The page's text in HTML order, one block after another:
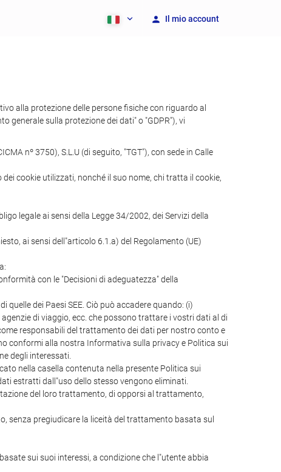
Il mio account
alla protezione delle persone fisiche con riguardo al
generale sulla protezione dei dati" o "GDPR"), vi
nº 3750), S.L.U (di seguito, "TGT"), con sede in Calle
cookie utilizzati, nonché il suo nome, chi tratta il cookie,
legale ai sensi della Legge 34/2002, dei Servizi della
ai sensi dell"articolo 6.1.a) del Regolamento (UE)
con le "Decisioni di adeguatezza" della
quelle dei Paesi SEE. Ciò può accadere quando: (i)
di viaggio, ecc. che possono trattare i vostri dati al di
responsabili del trattamento dei dati per nostro conto e
conformi alla nostra Informativa sulla privacy e Politica sui
degli interessati.
nella casella contenuta nella presente Politica sui
estratti dall"uso dello stesso vengono eliminati.
del loro trattamento, di opporsi al trattamento,
senza pregiudicare la liceità del trattamento basata sul
sui suoi interessi, a condizione che l"utente abbia